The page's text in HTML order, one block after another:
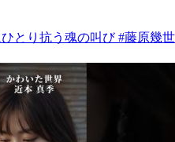
とり抗う魂の叫び #藤原幾